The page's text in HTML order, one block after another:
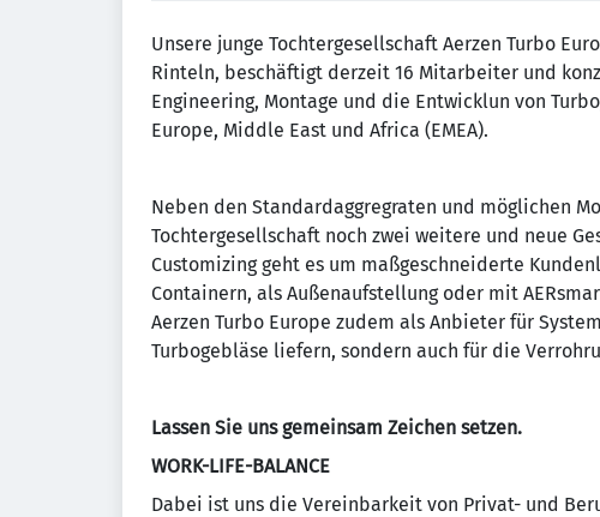
Unsere junge Tochtergesellschaft Aerzen Turbo
Rinteln, beschäftigt derzeit 16 Mitarbeiter und
Engineering, Montage und die Entwicklun von
Europe, Middle East und Africa (EMEA).
Neben den Standardaggregraten und möglichen
Tochtergesellschaft noch zwei weitere und neue
Customizing geht es um maßgeschneiderte
Containern, als Außenaufstellung oder mit
Aerzen Turbo Europe zudem als Anbieter für
Turbogebläse liefern, sondern auch für die
Lassen Sie uns gemeinsam Zeichen setzen.
WORK-LIFE-BALANCE
Dabei ist uns die Vereinbarkeit von Privat- und